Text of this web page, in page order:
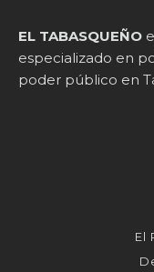
EL TABASQUEÑO
especializado en
poder público en
El